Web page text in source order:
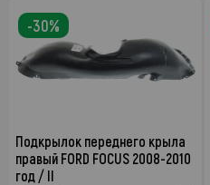
Подкрылок переднего крыла
правый FORD FOCUS 2008-2010
год / II
-30%